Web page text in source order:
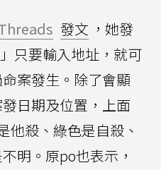
發文 ，她發
只要輸入地址，就可
案發生。除了會顯
日期及位置，上面
他殺、綠色是自殺、
明。原po也表示，